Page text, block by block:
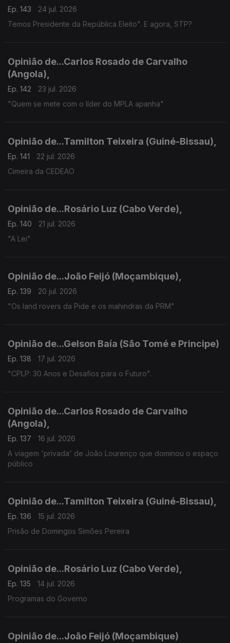
Ep. 143
24 jul. 2026
Temos Presidente da República Eleito". E agora, STP?
Opinião de...Carlos Rosado de Carvalho
(Angola),
Ep. 142
23 jul. 2026
"Quem se mete com o líder do MPLA apanha"
Opinião de...Tamilton Teixeira (Guiné-Bissau),
Ep. 141
22 jul. 2026
Cimeira da CEDEAO
Opinião de...Rosário Luz (Cabo Verde),
Ep. 140
21 jul. 2026
"A Lei"
Opinião de...João Feijó (Moçambique),
Ep. 139
20 jul. 2026
"Os land rovers da Pide e os mahindras da PRM"
Opinião de...Gelson Baía (São Tomé e Principe)
Ep. 138
17 jul. 2026
"CPLP: 30 Anos e Desafios para o Futuro".
Opinião de...Carlos Rosado de Carvalho
(Angola),
Ep. 137
16 jul. 2026
A viagem 'privada' de João Lourenço que dominou o espaço
público
Opinião de...Tamilton Teixeira (Guiné-Bissau),
Ep. 136
15 jul. 2026
Prisão de Domingos Simões Pereira
Opinião de...Rosário Luz (Cabo Verde),
Ep. 135
14 jul. 2026
Programas do Governo
Opinião de...João Feijó (Moçambique)